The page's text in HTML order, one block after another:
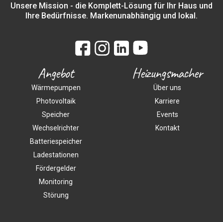
Angebot
Wärmepumpen
Photovoltaik
Speicher
Wechselrichter
Batteriespeicher
Ladestationen
Fördergelder
Monitoring
Störung
Unsere Mission - die Komplett-Lösung für Ihr Haus und
Ihre Bedürfnisse. Markenunabhängig und lokal.
Heizungsmacher
Über uns
Karriere
Events
Kontakt